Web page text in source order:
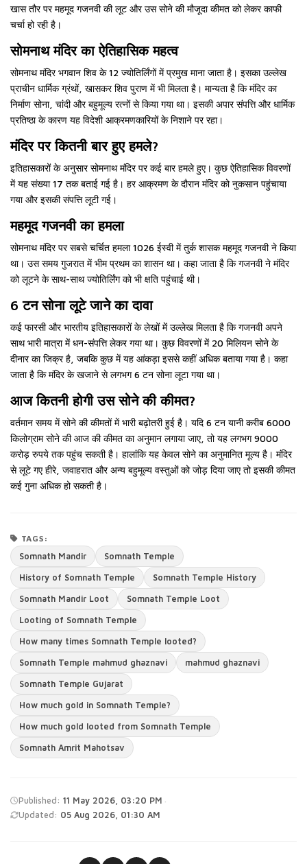
खास तौर पर महमूद गजनवी की लूट और उस सोने की मौजूदा कीमत को लेकर काफी
चर्चा हो रही है।
सोमनाथ मंदिर का ऐतिहासिक महत्व
सोमनाथ मंदिर भगवान शिव के 12 ज्योतिर्लिंगों में प्रमुख माना जाता है। इसका उल्लेख
प्राचीन धार्मिक ग्रंथों, खासकर शिव पुराण में भी मिलता है। मान्यता है कि मंदिर का
निर्माण सोना, चांदी और बहुमूल्य रत्नों से किया गया था। इसकी अपार संपत्ति और धार्मिक
प्रतिष्ठा के कारण यह विदेशी आक्रमणकारियों के निशाने पर रहा।
मंदिर पर कितनी बार हुए हमले?
इतिहासकारों के अनुसार सोमनाथ मंदिर पर कई बार हमले हुए। कुछ ऐतिहासिक विवरणों
में यह संख्या 17 तक बताई गई है। हर आक्रमण के दौरान मंदिर को नुकसान पहुंचाया
गया और इसकी संपत्ति लूटी गई।
महमूद गजनवी का हमला
सोमनाथ मंदिर पर सबसे चर्चित हमला 1026 ईस्वी में तुर्क शासक महमूद गजनवी ने किया
था। उस समय गुजरात में भीम प्रथम का शासन था। कहा जाता है कि गजनवी ने मंदिर
को लूटने के साथ-साथ ज्योतिर्लिंग को भी क्षति पहुंचाई थी।
6 टन सोना लूटे जाने का दावा
कई फारसी और भारतीय इतिहासकारों के लेखों में उल्लेख मिलता है कि गजनवी अपने
साथ भारी मात्रा में धन-संपत्ति लेकर गया था। कुछ विवरणों में 20 मिलियन सोने के
दीनार का जिक्र है, जबकि कुछ में यह आंकड़ा इससे कहीं अधिक बताया गया है। कहा
जाता है कि मंदिर के खजाने से लगभग 6 टन सोना लूटा गया था।
आज कितनी होगी उस सोने की कीमत?
वर्तमान समय में सोने की कीमतों में भारी बढ़ोतरी हुई है। यदि 6 टन यानी करीब 6000
किलोग्राम सोने की आज की कीमत का अनुमान लगाया जाए, तो यह लगभग 9000
करोड़ रुपये तक पहुंच सकती है। हालांकि यह केवल सोने का अनुमानित मूल्य है। मंदिर
से लूटे गए हीरे, जवाहरात और अन्य बहुमूल्य वस्तुओं को जोड़ दिया जाए तो इसकी कीमत
कई गुना अधिक हो सकती है।
TAGS:
Somnath Mandir
Somnath Temple
History of Somnath Temple Somnath Temple History
Somnath Mandir Loot Somnath Temple Loot
Looting of Somnath Temple
How many times Somnath Temple looted?
Somnath Temple mahmud ghaznavi mahmud ghaznavi
Somnath Temple Gujarat
How much gold in Somnath Temple?
How much gold looted from Somnath Temple
Somnath Amrit Mahotsav
Published: 11 May 2026, 03:20 PM ·
Updated: 05 Aug 2026, 01:30 AM